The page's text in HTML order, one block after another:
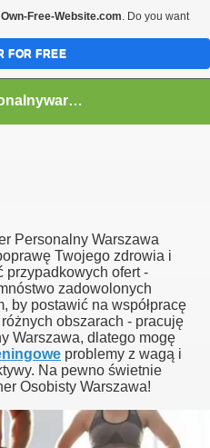
trenerpersonalnywarszawalpqj826
Personalny Warszawa
Twojego zdrowia i
przypadkowych ofert -
zadowolonych
by postawić na współpracę
obszarach - pracuję
Warszawa, dlatego mogę
problemy z wagą i
Na pewno świetnie
Osobisty Warszawa!
Own-Free-Website.com. Do you want
FOR FREE